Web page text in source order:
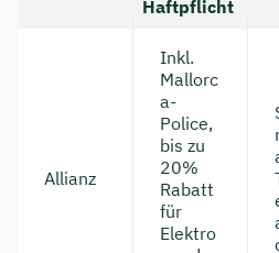
Haftpflicht
Allianz
Inkl.
Mallorc
a-
Police,
bis zu
20%
Rabatt
für
Elektro